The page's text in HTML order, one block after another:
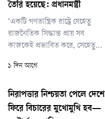
তৈরি হয়েছে: প্রধানমন্ত্রী
‘একটি গণতান্ত্রিক রাষ্ট্রে যেহেতু
রাজনৈতিক সিদ্ধান্ত প্রায় সব
কাজকেই প্রভাবিত করে, সেহেতু
—সবাই যার যার মতাদর্শ অনুযায়ী
এটা কোনো অযৌক্তিক বিষয় নয়।
তবে— এই তবেটাই হচ্ছে ইম্পর্টেন্ট
১ দিন আগে
নিরাপত্তার নিশ্চয়তা পেলে দেশে
ফিরে বিচারের মুখোমুখি হব—